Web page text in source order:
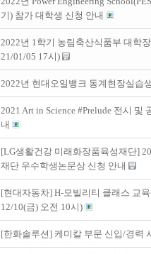
기) 참가 대학생 신청 안내
2022년 1학기 농림축산식품부 대학
21/01/05 17시)
2022년 현대오일뱅크 동계현장실습
2021 Art in Science #Prelude 전시 및
내
[LG생활건강 미래화장품육성재단]
재단 우수학생논문상 신청 안내
[현대자동차] H-모빌리티 클래스 교
12/10(금) 오전 10시)
[한화솔루션] 케미칼 부문 신입/경력